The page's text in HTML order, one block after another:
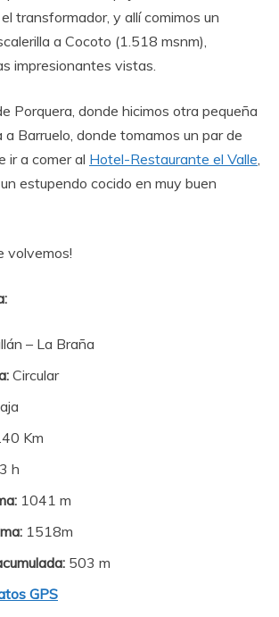
transformador, y allí comimos un
a Cocoto (1.518 msnm),
impresionantes vistas.
Porquera, donde hicimos otra pequeña
a Barruelo, donde tomamos un par de
ir a comer al Hotel-Restaurante el Valle
estupendo cocido en muy buen
volvemos!
– La Braña
Circular
Km
h
1041 m
1518m
503 m
GPS